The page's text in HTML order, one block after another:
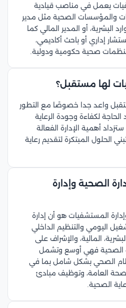
يعمل في مناصب قيادية
والمؤسسات الصحية مثل مدير
البشرية، أو المدير المالي كما
إداري أو باحث أكاديمي،
صحية حكومية ودولية.
لها مستقبل؟
واعد جدا خصوصًا مع التطور
الحاجة لكفاءة وجودة الرعاية
أهمية الإدارة الفعالة
الحلول المبتكرة لتقديم رعاية
الصحية وإدارة
المستشفيات هو أن إدارة
اليومي والتنظيم الداخلي
المالية، والإشراف على
الصحية فهي أوسع وتشمل
الصحي بشكل شامل بما في
العامة، وتوظيف مبادئ
الصحية.